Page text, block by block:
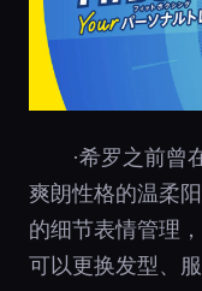
·希罗之前曾
爽朗性格的温柔
的细节表情管理
可以更换发型、